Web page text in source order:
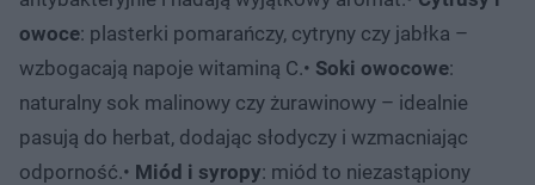
owoce: plasterki pomarańczy, cytryny czy jabłka –
wzbogacają napoje witaminą C.• Soki owocowe:
naturalny sok malinowy czy żurawinowy – idealnie
pasują do herbat, dodając słodyczy i wzmacniając
odporność.• Miód i syropy: miód to niezastąpiony